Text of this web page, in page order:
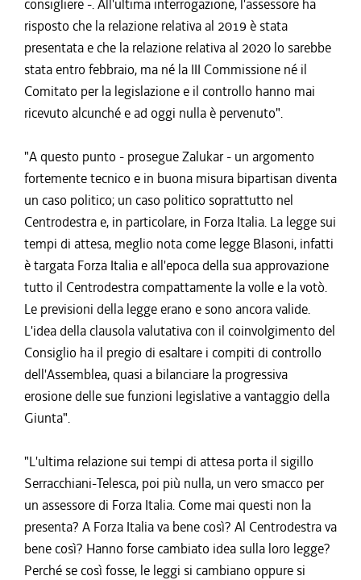
consigliere -. All'ultima interrogazione, l'assessore ha
risposto che la relazione relativa al 2019 è stata
presentata e che la relazione relativa al 2020 lo sarebbe
stata entro febbraio, ma né la III Commissione né il
Comitato per la legislazione e il controllo hanno mai
ricevuto alcunché e ad oggi nulla è pervenuto".
"A questo punto - prosegue Zalukar - un argomento
fortemente tecnico e in buona misura bipartisan diventa
un caso politico; un caso politico soprattutto nel
Centrodestra e, in particolare, in Forza Italia. La legge sui
tempi di attesa, meglio nota come legge Blasoni, infatti
è targata Forza Italia e all'epoca della sua approvazione
tutto il Centrodestra compattamente la volle e la votò.
Le previsioni della legge erano e sono ancora valide.
L'idea della clausola valutativa con il coinvolgimento del
Consiglio ha il pregio di esaltare i compiti di controllo
dell'Assemblea, quasi a bilanciare la progressiva
erosione delle sue funzioni legislative a vantaggio della
Giunta".
"L'ultima relazione sui tempi di attesa porta il sigillo
Serracchiani-Telesca, poi più nulla, un vero smacco per
un assessore di Forza Italia. Come mai questi non la
presenta? A Forza Italia va bene così? Al Centrodestra va
bene così? Hanno forse cambiato idea sulla loro legge?
Perché se così fosse, le leggi si cambiano oppure si